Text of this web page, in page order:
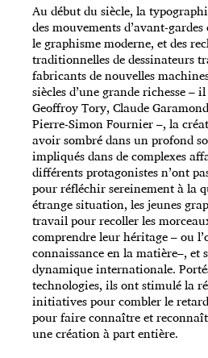
Au début du siècle, la
des mouvements d’avant-
le graphisme moderne, et des
traditionnelles de dessinateurs
fabricants de nouvelles
siècles d’une grande richesse –
Geoffroy Tory, Claude
Pierre-Simon Fournier –, la
avoir sombré dans un profond
impliqués dans de complexes
différents protagonistes n’ont
pour réfléchir sereinement à la
étrange situation, les jeunes
travail pour recoller les
comprendre leur héritage – ou
connaissance en la matière–, et
dynamique internationale.
technologies, ils ont stimulé la
initiatives pour combler le
pour faire connaître et
une création à part entière.